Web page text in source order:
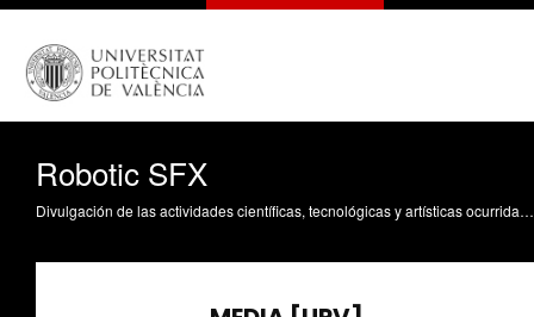
Robotic SFX
Divulgación de las actividades científicas, tecnológicas y artísticas ocurridas en los tres campus de la UPV